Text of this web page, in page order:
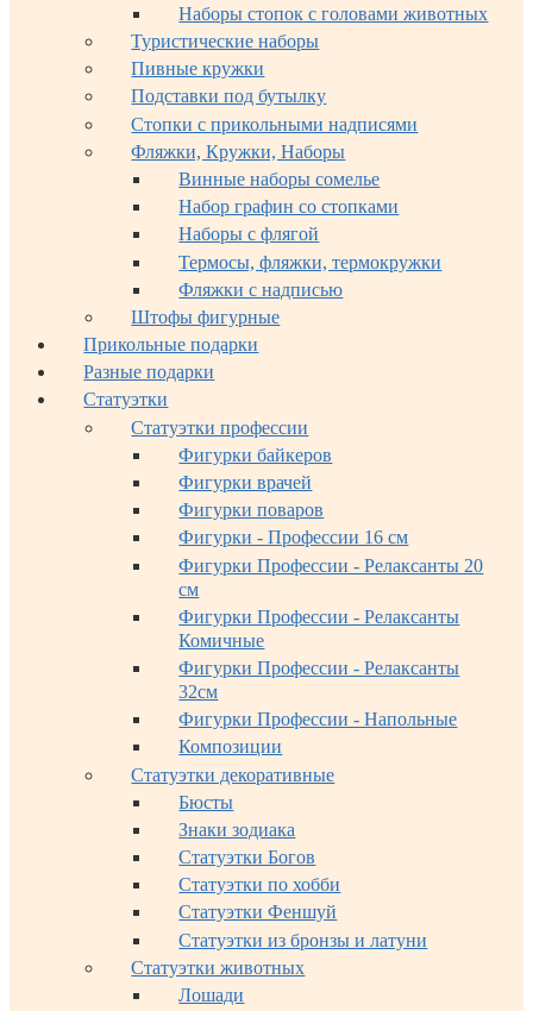
Наборы стопок с головами животных
Туристические наборы
Пивные кружки
Подставки под бутылку
Стопки с прикольными надписями
Фляжки, Кружки, Наборы
Винные наборы сомелье
Набор графин со стопками
Наборы с флягой
Термосы, фляжки, термокружки
Фляжки с надписью
Штофы фигурные
Прикольные подарки
Разные подарки
Статуэтки
Статуэтки профессии
Фигурки байкеров
Фигурки врачей
Фигурки поваров
Фигурки - Профессии 16 см
Фигурки Профессии - Релаксанты 20
см
Фигурки Профессии - Релаксанты
Комичные
Фигурки Профессии - Релаксанты
32см
Фигурки Профессии - Напольные
Композиции
Статуэтки декоративные
Бюсты
Знаки зодиака
Статуэтки Богов
Статуэтки по хобби
Статуэтки Феншуй
Статуэтки из бронзы и латуни
Статуэтки животных
Лошади